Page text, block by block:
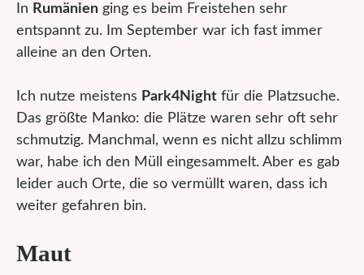
In Rumänien ging es beim Freistehen sehr
entspannt zu. Im September war ich fast immer
alleine an den Orten.
Ich nutze meistens Park4Night für die Platzsuche.
Das größte Manko: die Plätze waren sehr oft sehr
schmutzig. Manchmal, wenn es nicht allzu schlimm
war, habe ich den Müll eingesammelt. Aber es gab
leider auch Orte, die so vermüllt waren, dass ich
weiter gefahren bin.
Maut